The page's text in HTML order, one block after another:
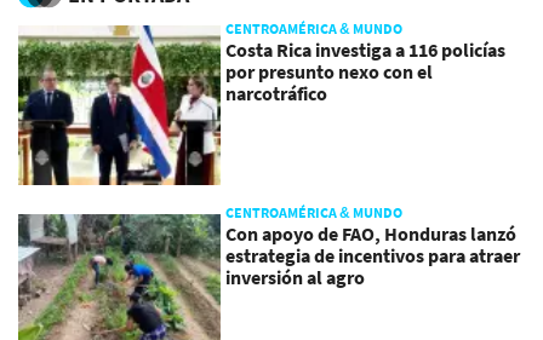
CENTROAMÉRICA & MUNDO
Costa Rica investiga a 116 policías
por presunto nexo con el
narcotráfico
CENTROAMÉRICA & MUNDO
Con apoyo de FAO, Honduras lanzó
estrategia de incentivos para atraer
inversión al agro